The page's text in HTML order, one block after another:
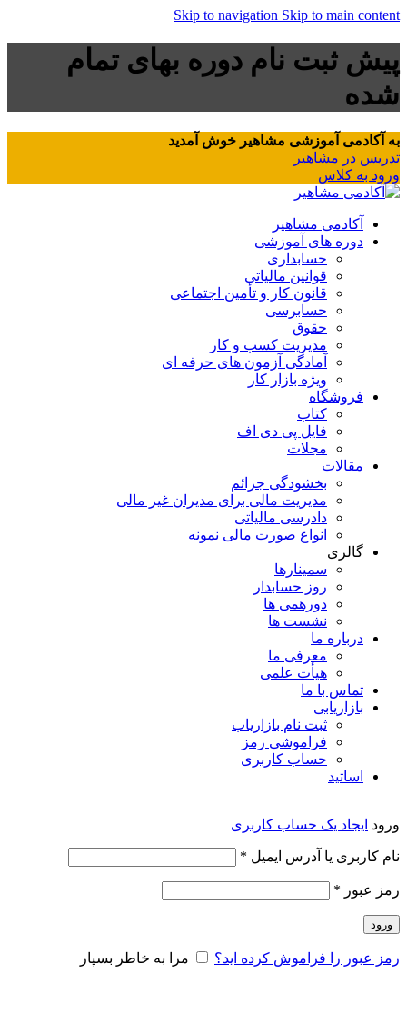
Skip to navigation Skip to main content
پیش ثبت نام دوره بهای تمام
شده
به آکادمی آموزشی مشاهیر خوش آمدید
تدریس در مشاهیر
ورود به کلاس
آکادمی مشاهیر
دوره های آموزشی
حسابداری
قوانین مالیاتی
قانون کار و تأمین اجتماعی
حسابرسی
حقوق
مدیریت کسب و کار
آمادگی آزمون های حرفه ای
ویژه بازار کار
فروشگاه
کتاب
فایل پی دی اف
مجلات
مقالات
بخشودگی جرائم
مدیریت مالی برای مدیران غیر مالی
دادرسی مالیاتی
انواع صورت مالی نمونه
گالری
سمینارها
روز حسابدار
دورهمی ها
نشست ها
درباره ما
معرفی ما
هیأت علمی
تماس با ما
بازاریابی
ثبت نام بازاریاب
فراموشی رمز
حساب کاربری
اساتید
ورود ایجاد یک حساب کاربری
نام کاربری یا آدرس ایمیل *
رمز عبور *
ورود
رمز عبور را فراموش کرده اید؟ مرا به خاطر بسپار